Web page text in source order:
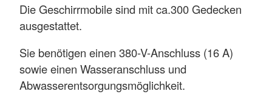
Die Geschirrmobile sind mit ca.300 Gedecken
ausgestattet.
Sie benötigen einen 380-V-Anschluss (16 A)
sowie einen Wasseranschluss und
Abwasserentsorgungsmöglichkeit.